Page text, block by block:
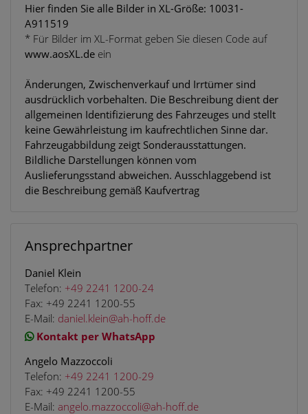
Hier finden Sie alle Bilder in XL-Größe: 10031-
A911519
* Für Bilder im XL-Format geben Sie diesen Code auf
www.aosXL.de ein
Änderungen, Zwischenverkauf und Irrtümer sind
ausdrücklich vorbehalten. Die Beschreibung dient der
allgemeinen Identifizierung des Fahrzeuges und stellt
keine Gewährleistung im kaufrechtlichen Sinne dar.
Fahrzeugabbildung zeigt Sonderausstattungen.
Bildliche Darstellungen können vom
Auslieferungsstand abweichen. Ausschlaggebend ist
die Beschreibung gemäß Kaufvertrag
Ansprechpartner
Daniel Klein
Telefon: +49 2241 1200-24
Fax: +49 2241 1200-55
E-Mail: daniel.klein@ah-hoff.de
Kontakt per WhatsApp
Angelo Mazzoccoli
Telefon: +49 2241 1200-29
Fax: +49 2241 1200-55
E-Mail: angelo.mazzoccoli@ah-hoff.de